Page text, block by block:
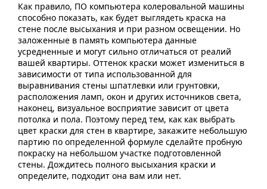
Как правило, ПО компьютера колеровальной машины
способно показать, как будет выглядеть краска на
стене после высыхания и при разном освещении. Но
заложенные в память компьютера данные
усредненные и могут сильно отличаться от реалий
вашей квартиры. Оттенок краски может измениться в
зависимости от типа использованной для
выравнивания стены шпатлевки или грунтовки,
расположения ламп, окон и других источников света,
наконец, визуальное восприятие зависит от цвета
потолка и пола. Поэтому перед тем, как как выбрать
цвет краски для стен в квартире, закажите небольшую
партию по определенной формуле сделайте пробную
покраску на небольшом участке подготовленной
стены. Дождитесь полного высыхания краски и
определите, подходит она вам или нет.